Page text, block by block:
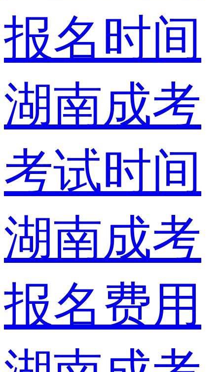
报名时间
湖南成考
考试时间
湖南成考
报名费用